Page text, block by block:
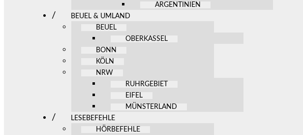
ARGENTINIEN
BEUEL & UMLAND
BEUEL
OBERKASSEL
BONN
KÖLN
NRW
RUHRGEBIET
EIFEL
MÜNSTERLAND
LESEBEFEHLE
HÖRBEFEHLE